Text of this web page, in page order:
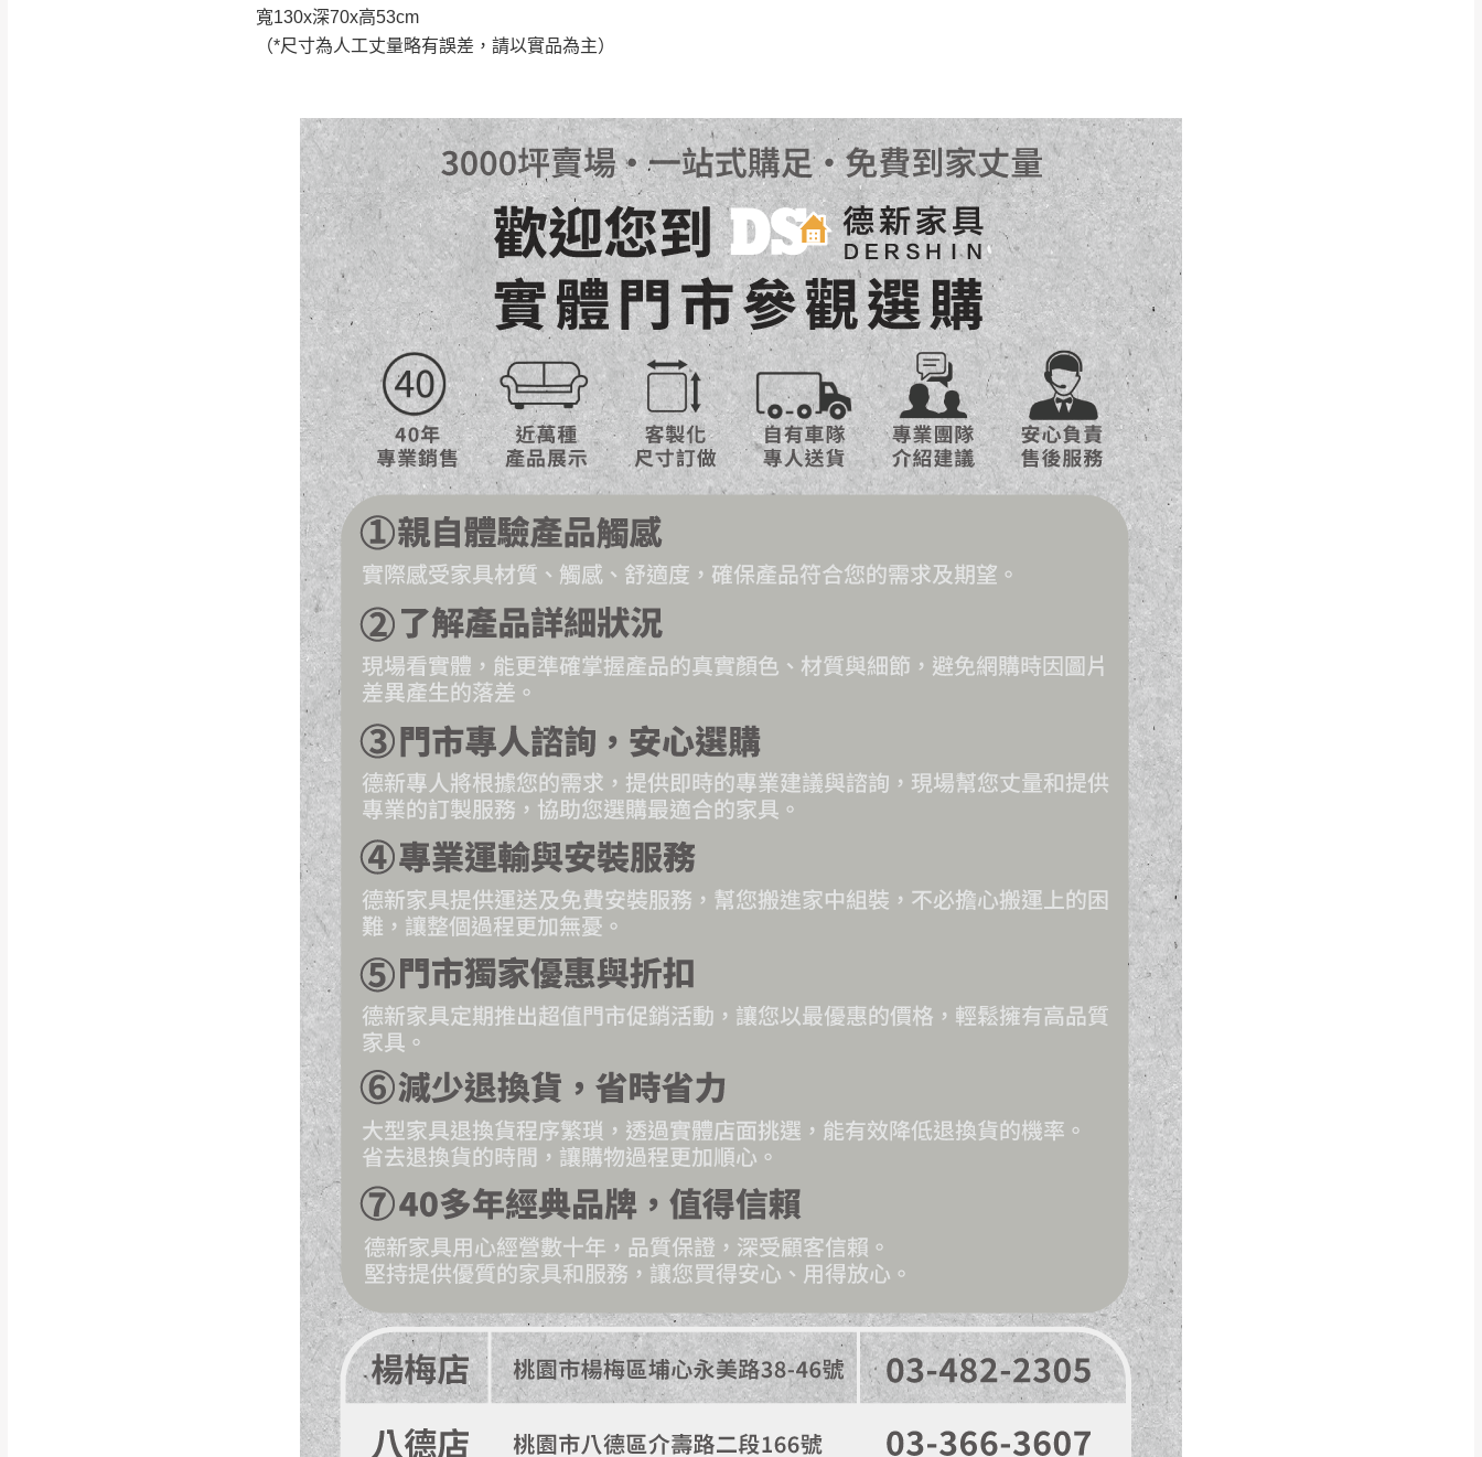
寬130x深70x高53cm
（*尺寸為人工丈量略有誤差，請以實品為主）
務。
百貨公司配送暫無法配合開店前、閉店後時段，並送至百貨公司卸貨區為限，恕無法送至指定樓面。